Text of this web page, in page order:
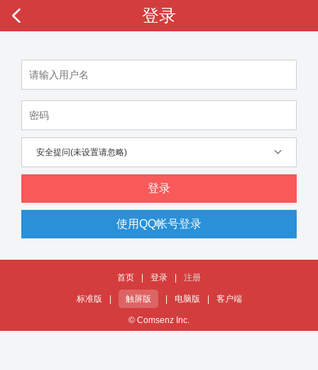
登录
安全提问(未设置请忽略)
登录
使用QQ帐号登录
首页 登录 注册
标准版 触屏版 电脑版 客户端
© Comsenz Inc.